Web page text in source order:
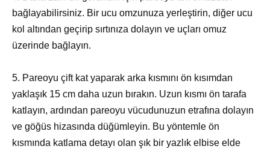
bağlayabilirsiniz. Bir ucu omzunuza yerleştirin, diğer ucu
kol altından geçirip sırtınıza dolayın ve uçları omuz
üzerinde bağlayın.
5. Pareoyu çift kat yaparak arka kısmını ön kısımdan
yaklaşık 15 cm daha uzun bırakın. Uzun kısmı ön tarafa
katlayın, ardından pareoyu vücudunuzun etrafına dolayın
ve göğüs hizasında düğümleyin. Bu yöntemle ön
kısmında katlama detayı olan şık bir yazlık elbise elde